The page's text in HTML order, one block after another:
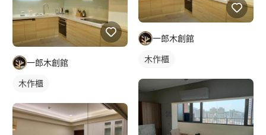
一郎木創館
木作櫃
一郎木創館
木作櫃